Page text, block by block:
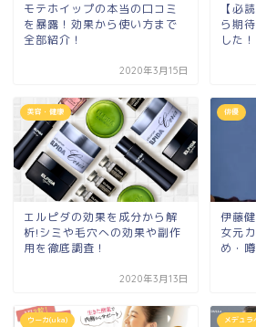
モテホイップの本当の口コミ
を暴露！効果から使い方まで
全部紹介！
2020年3月15日
【必
ら期
した！
美容・健康
エルピダの効果を成分から解
析!シミや毛穴への効果や副作
用を徹底調査！
2020年3月13日
俳優
伊藤
女元
め・
ウーカ(uka) メデュラ